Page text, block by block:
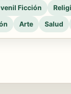
Ficción
Arte Salud